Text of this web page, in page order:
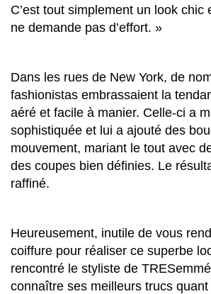
C’est tout simplement un look chic
ne demande pas d’effort. »
Dans les rues de New York, de
fashionistas embrassaient la
aéré et facile à manier. Celle-ci a
sophistiquée et lui a ajouté des
mouvement, mariant le tout avec
des coupes bien définies. Le
raffiné.
Heureusement, inutile de vous
coiffure pour réaliser ce superbe
rencontré le styliste de
connaître ses meilleurs trucs